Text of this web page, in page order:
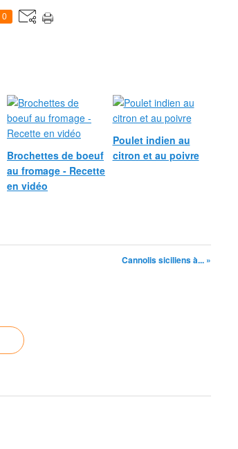
0
Brochettes de boeuf
au fromage - Recette
en vidéo
Poulet indien au
citron et au poivre
Cannolis siciliens à... »